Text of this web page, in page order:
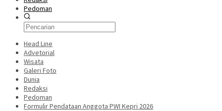
Pedoman
Head Line
Advetorial
Wisata
Galeri Foto
Dunia
Redaksi
Pedoman
Formulir Pendataan Anggota PWI Kepri 2026